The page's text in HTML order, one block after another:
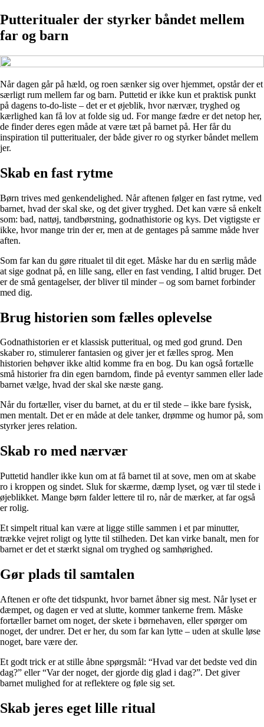
Putteritualer der styrker båndet mellem
far og barn
Når dagen går på hæld, og roen sænker sig over hjemmet, opstår der et
særligt rum mellem far og barn. Puttetid er ikke kun et praktisk punkt
på dagens to-do-liste – det er et øjeblik, hvor nærvær, tryghed og
kærlighed kan få lov at folde sig ud. For mange fædre er det netop her,
de finder deres egen måde at være tæt på barnet på. Her får du
inspiration til putteritualer, der både giver ro og styrker båndet mellem
jer.
Skab en fast rytme
Børn trives med genkendelighed. Når aftenen følger en fast rytme, ved
barnet, hvad der skal ske, og det giver tryghed. Det kan være så enkelt
som: bad, nattøj, tandbørstning, godnathistorie og kys. Det vigtigste er
ikke, hvor mange trin der er, men at de gentages på samme måde hver
aften.
Som far kan du gøre ritualet til dit eget. Måske har du en særlig måde
at sige godnat på, en lille sang, eller en fast vending, I altid bruger. Det
er de små gentagelser, der bliver til minder – og som barnet forbinder
med dig.
Brug historien som fælles oplevelse
Godnathistorien er et klassisk putteritual, og med god grund. Den
skaber ro, stimulerer fantasien og giver jer et fælles sprog. Men
historien behøver ikke altid komme fra en bog. Du kan også fortælle
små historier fra din egen barndom, finde på eventyr sammen eller lade
barnet vælge, hvad der skal ske næste gang.
Når du fortæller, viser du barnet, at du er til stede – ikke bare fysisk,
men mentalt. Det er en måde at dele tanker, drømme og humor på, som
styrker jeres relation.
Skab ro med nærvær
Puttetid handler ikke kun om at få barnet til at sove, men om at skabe
ro i kroppen og sindet. Sluk for skærme, dæmp lyset, og vær til stede i
øjeblikket. Mange børn falder lettere til ro, når de mærker, at far også
er rolig.
Et simpelt ritual kan være at ligge stille sammen i et par minutter,
trække vejret roligt og lytte til stilheden. Det kan virke banalt, men for
barnet er det et stærkt signal om tryghed og samhørighed.
Gør plads til samtalen
Aftenen er ofte det tidspunkt, hvor barnet åbner sig mest. Når lyset er
dæmpet, og dagen er ved at slutte, kommer tankerne frem. Måske
fortæller barnet om noget, der skete i børnehaven, eller spørger om
noget, der undrer. Det er her, du som far kan lytte – uden at skulle løse
noget, bare være der.
Et godt trick er at stille åbne spørgsmål: “Hvad var det bedste ved din
dag?” eller “Var der noget, der gjorde dig glad i dag?”. Det giver
barnet mulighed for at reflektere og føle sig set.
Skab jeres eget lille ritual